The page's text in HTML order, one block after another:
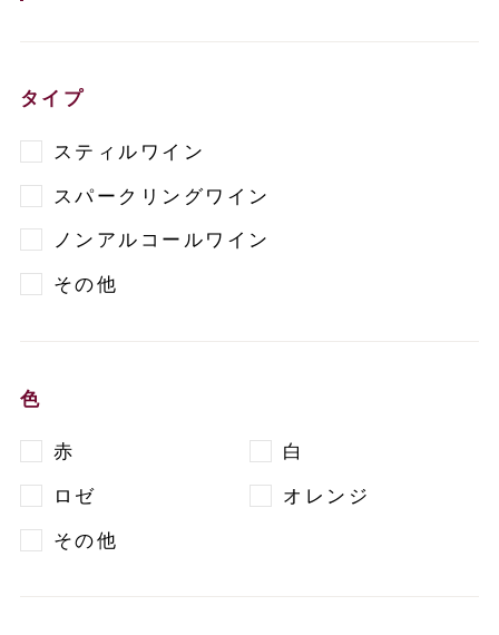
タイプ
スティルワイン
スパークリングワイン
ノンアルコールワイン
その他
色
赤
白
ロゼ
オレンジ
その他